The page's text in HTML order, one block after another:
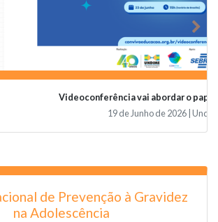
vai abordar o papel da educaçã...
19 de Junho de 2026 | Undime
de Prevenção à Gravidez
na Adolescência